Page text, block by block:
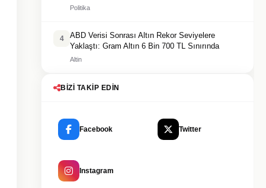
Politika
4
ABD Verisi Sonrası Altın Rekor Seviyelere
Yaklaştı: Gram Altın 6 Bin 700 TL Sınırında
Altin
BIZI TAKIP EDIN
Facebook Twitter
Instagram